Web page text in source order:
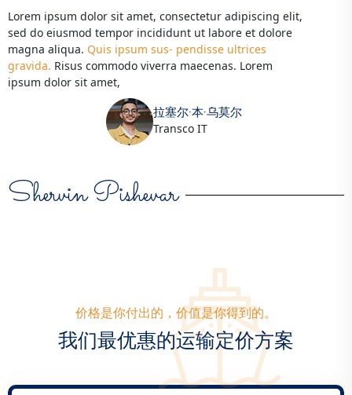
Lorem ipsum dolor sit amet, consectetur adipiscing elit,
sed do eiusmod tempor incididunt ut labore et dolore
magna aliqua. Quis ipsum sus- pendisse ultrices
gravida. Risus commodo viverra maecenas. Lorem
ipsum dolor sit amet,
拉塞尔·本·乌莫尔
Transco IT
Shervin Pishevar
价格是你付出的，价值是你得到的。
我们最优惠的运输定价方案